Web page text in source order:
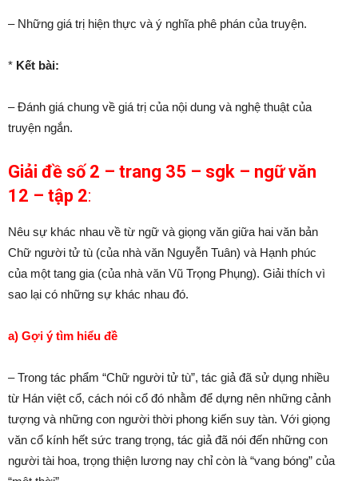
– Những giá trị hiện thực và ý nghĩa phê phán của truyện.
* Kết bài:
– Đánh giá chung về giá trị của nội dung và nghệ thuật của
truyện ngắn.
Giải đề số 2 – trang 35 – sgk – ngữ văn
12 – tập 2:
Nêu sự khác nhau về từ ngữ và giọng văn giữa hai văn bản
Chữ người tử tù (của nhà văn Nguyễn Tuân) và Hạnh phúc
của một tang gia (của nhà văn Vũ Trọng Phụng). Giải thích vì
sao lại có những sự khác nhau đó.
a) Gợi ý tìm hiểu đề
– Trong tác phẩm “Chữ người tử tù”, tác giả đã sử dụng nhiều
từ Hán việt cổ, cách nói cổ đó nhằm để dựng nên những cảnh
tượng và những con người thời phong kiến suy tàn. Với giọng
văn cổ kính hết sức trang trọng, tác giả đã nói đến những con
người tài hoa, trọng thiện lương nay chỉ còn là “vang bóng” của